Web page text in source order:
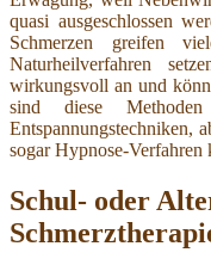
quasi ausgeschlossen
Schmerzen greifen
Naturheilverfahren
wirkungsvoll an und
sind diese
Entspannungstechniken,
sogar Hypnose-
Schul- oder